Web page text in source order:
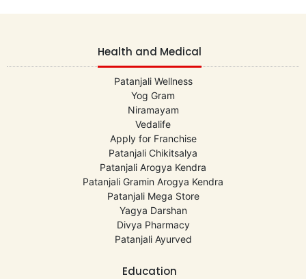
Health and Medical
Patanjali Wellness
Yog Gram
Niramayam
Vedalife
Apply for Franchise
Patanjali Chikitsalya
Patanjali Arogya Kendra
Patanjali Gramin Arogya Kendra
Patanjali Mega Store
Yagya Darshan
Divya Pharmacy
Patanjali Ayurved
Education